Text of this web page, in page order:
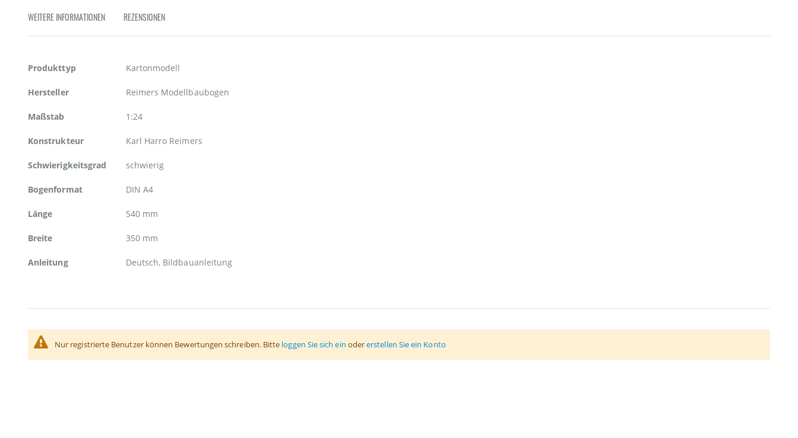
der
springen
WEITERE INFORMATIONEN REZENSIONEN
Weitere
Produkttyp Kartonmodell
Hersteller Reimers Modellbaubogen
Maßstab 1:24
Konstrukteur Karl Harro Reimers
Schwierigkeitsgrad schwierig
Bogenformat DIN A4
Länge 540 mm
Breite 350 mm
Anleitung Deutsch, Bildbauanleitung
Nur registrierte Benutzer können Bewertungen schreiben. Bitte loggen Sie sich ein odererstellen Sie ein Konto